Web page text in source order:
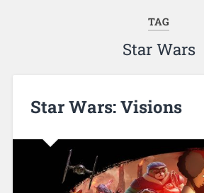
TAG
Star Wars
Star Wars: Visions